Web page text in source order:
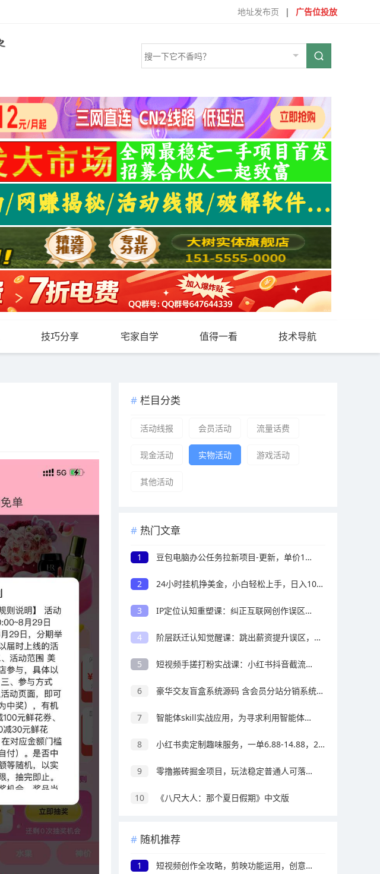
广告位投放
|
地址发布页
技巧分享 宅家自学 值得一看 技术导航
栏目分类
活动线报 会员活动 流量话费
现金活动 实物活动 游戏活动
其他活动
热门文章
1 豆包电脑办公任务拉新项目-更新，单价15元，最近很多人爆单，收入好几万，转化率超高，达人闭眼冲
2 24小时挂机挣美金，小白轻松上手，日入1000+
3 IP定位认知重塑课：纠正互联网创作误区，深挖IP本质找寻专属个人打造心法
4 阶层跃迁认知觉醒课：跳出薪资提升误区，看懂收入结构与生产资料的财富底层逻辑
5 短视频手搓打粉实战课：小红书抖音截流玩法，零基础精准引流变现
6 豪华交友盲盒系统源码 含会员分站分销系统 可易支付
7 智能体skill实战应用，为寻求利用智能体进行工作提效的人打造，案例演示，纯实战课
8 小红书卖定制趣味服务，一单6.88-14.88，227天卖了2w+份，到手13w+
9 零撸搬砖掘金项目，玩法稳定普通人可落地的长期副业，月收益轻松10000+
10 《八尺大人：那个夏日假期》中文版
随机推荐
1 短视频创作全攻略，剪映功能运用，创意拍摄与特效制作